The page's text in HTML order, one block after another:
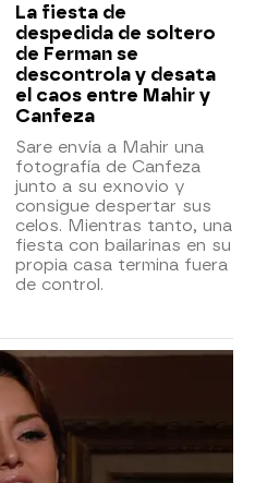
La fiesta de
despedida de soltero
de Ferman se
descontrola y desata
el caos entre Mahir y
Canfeza
Sare envía a Mahir una
fotografía de Canfeza
junto a su exnovio y
consigue despertar sus
celos. Mientras tanto, una
fiesta con bailarinas en su
propia casa termina fuera
de control.